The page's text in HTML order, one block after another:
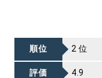
順位 2 位
評価 4.9